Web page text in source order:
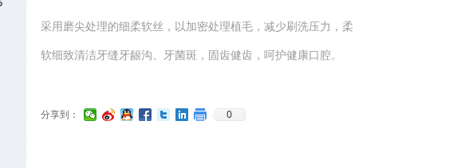
采用磨尖处理的细柔软丝，以加密处理植毛，减少刷洗压力，柔
软细致清洁牙缝牙龈沟、牙菌斑，固齿健齿，呵护健康口腔。
分享到： 0